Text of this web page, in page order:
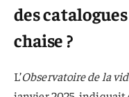
des
chaise ?
L’Observatoire de la